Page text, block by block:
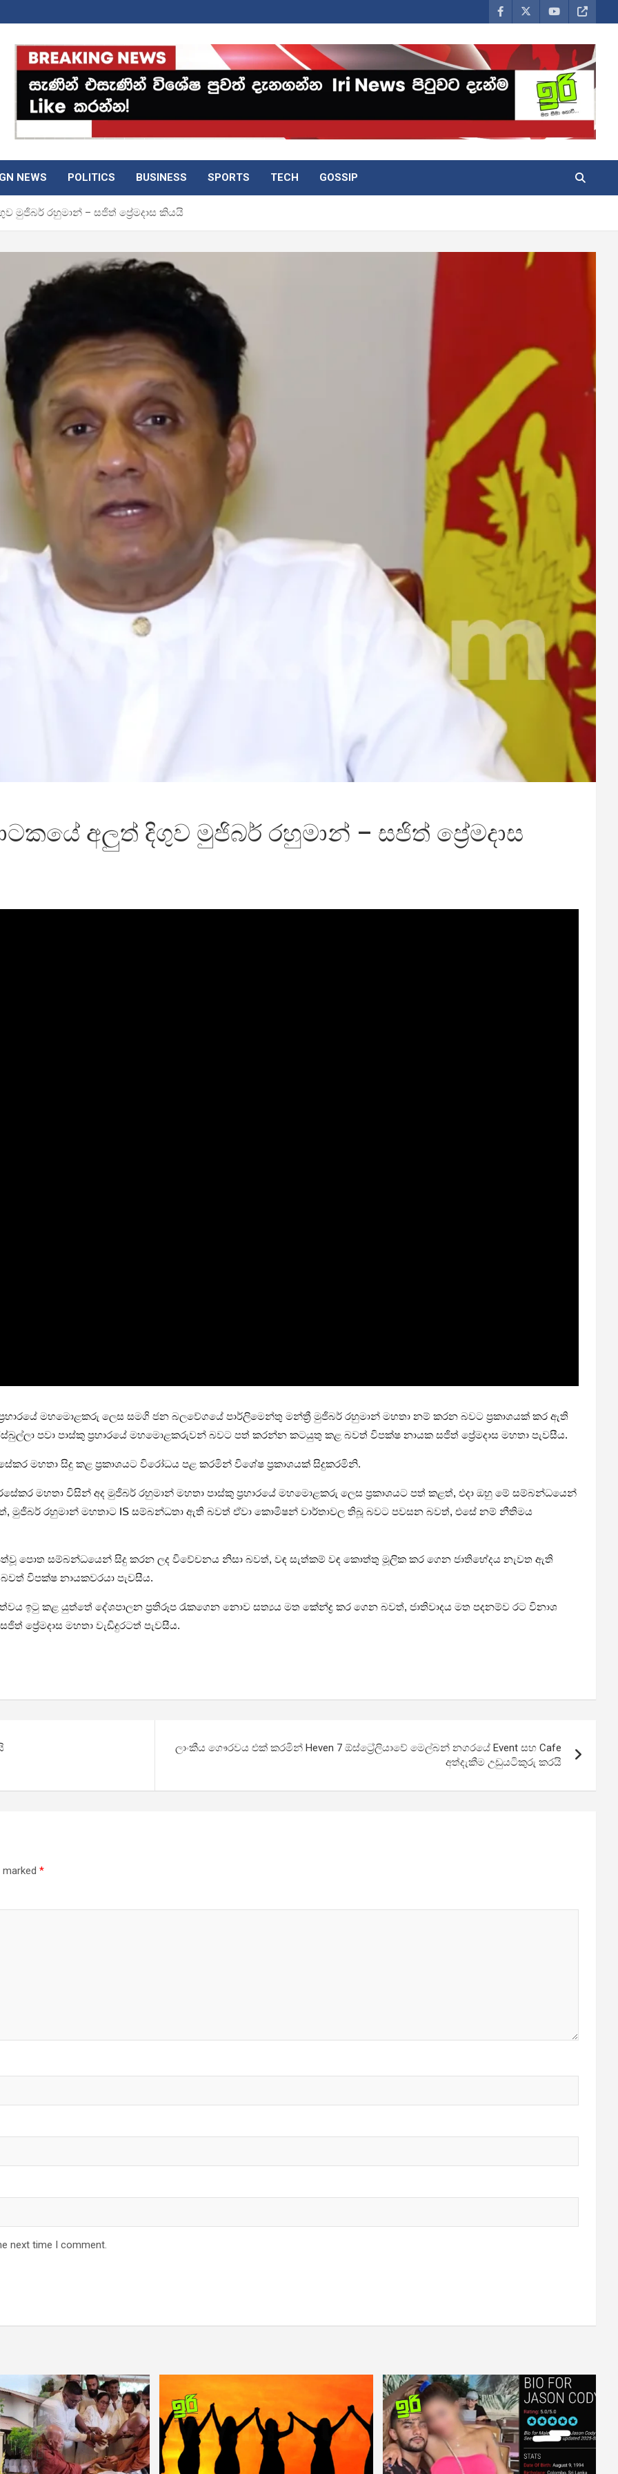
NEWS POLITICS BUSINESS SPORTS TECH GOSSIP
මුජිබර් රහුමාන් – සජිත් ප්‍රේමදාස කියයි
අලුත් දිගුව මුජිබර් රහුමාන් – සජිත් ප්‍රේමදාස
මහමොළකරු ලෙස සමගි ජන බලවේගයේ පාර්ලිමෙන්තු මන්ත්‍රී මුජිබර් රහුමාන් මහතා නම් කරන බවට ප්‍රකාශයක් කර ඇති
පවා පාස්කු ප්‍රහාරයේ මහමොළකරුවන් බවට පත් කරන්න කටයුතු කළ බවත් විපක්ෂ නායක සජිත් ප්‍රේමදාස මහතා පැවසීය.
මහතා සිදු කළ ප්‍රකාශයට විරෝධය පළ කරමින් විශේෂ ප්‍රකාශයක් සිදුකරමිනි.
මහතා විසින් අද මුජිබර් රහුමාන් මහතා පාස්කු ප්‍රහාරයේ මහමොළකරු ලෙස ප්‍රකාශයට පත් කළත්, එදා ඔහු මේ සම්බන්ධයෙන්
මුජිබර් රහුමාන් මහතාට IS සම්බන්ධතා ඇති බවත් ඒවා කොමිෂන් වාර්තාවල තිබූ බවට පවසන බවත්, එසේ නම් නීතිමය
පත්වූ පොත සම්බන්ධයෙන් සිදු කරන ලද විවේචනය නිසා බවත්, වඳ සැත්කම් වඳ කොත්තු මූලික කර ගෙන ජාතිභේදය නැවත ඇති
විපක්ෂ නායකවරයා පැවසීය.
ඉටු කළ යුත්තේ දේශපාලන ප්‍රතිරූප රැකගෙන නොව සත්‍යය මත කේන්ද්‍ර කර ගෙන බවත්, ජාතිවාදය මත පදනම්ව රට විනාශ
ප්‍රේමදාස මහතා වැඩිදුරටත් පැවසීය.
ලාංකීය ගෞරවය එක් කරමින් Heven 7 ඕස්ට්‍රේලියාවේ මෙල්බන් නගරයේ Event සහ Cafe
අත්දැකීම උඩුයටිකුරු කරයි
marked *
next time I comment.